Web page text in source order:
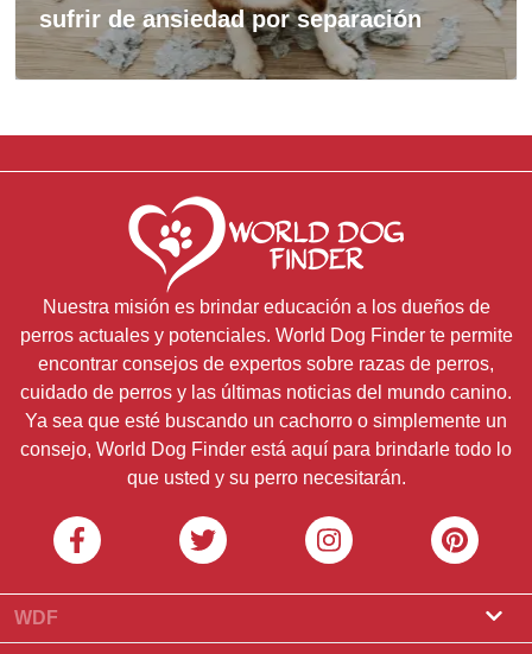
sufrir de ansiedad por separación
Nuestra misión es brindar educación a los dueños de
perros actuales y potenciales. World Dog Finder te permite
encontrar consejos de expertos sobre razas de perros,
cuidado de perros y las últimas noticias del mundo canino.
Ya sea que esté buscando un cachorro o simplemente un
consejo, World Dog Finder está aquí para brindarle todo lo
que usted y su perro necesitarán.
WDF